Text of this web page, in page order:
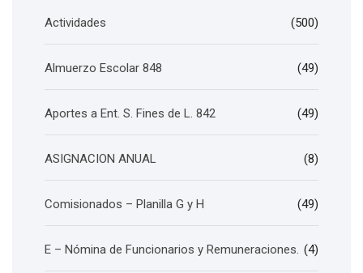
Actividades (500)
Almuerzo Escolar 848 (49)
Aportes a Ent. S. Fines de L. 842 (49)
ASIGNACION ANUAL (8)
Comisionados – Planilla G y H (49)
E – Nómina de Funcionarios y Remuneraciones. (4)